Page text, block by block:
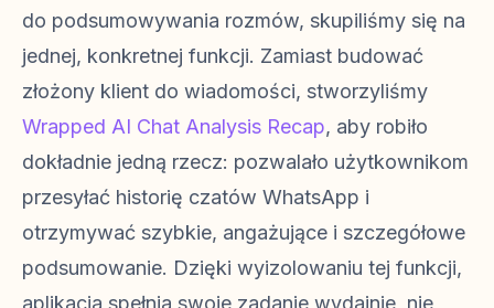
do podsumowywania rozmów, skupiliśmy się na
jednej, konkretnej funkcji. Zamiast budować
złożony klient do wiadomości, stworzyliśmy
Wrapped AI Chat Analysis Recap, aby robiło
dokładnie jedną rzecz: pozwalało użytkownikom
przesyłać historię czatów WhatsApp i
otrzymywać szybkie, angażujące i szczegółowe
podsumowanie. Dzięki wyizolowaniu tej funkcji,
aplikacja spełnia swoje zadanie wydajnie, nie